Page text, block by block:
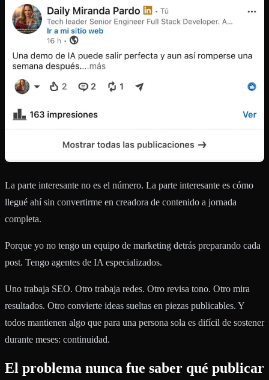
La parte interesante no es el número. La parte interesante es cómo
llegué ahí sin convertirme en creadora de contenido a jornada
completa.
Porque yo no tengo un equipo de marketing detrás preparando cada
post. Tengo agentes de IA especializados.
Uno trabaja SEO. Otro trabaja redes. Otro revisa tono. Otro mira
resultados. Otro convierte ideas sueltas en piezas publicables. Y
todos mantienen algo que para una persona sola es difícil de sostener
durante meses: continuidad.
El problema nunca fue saber qué publicar